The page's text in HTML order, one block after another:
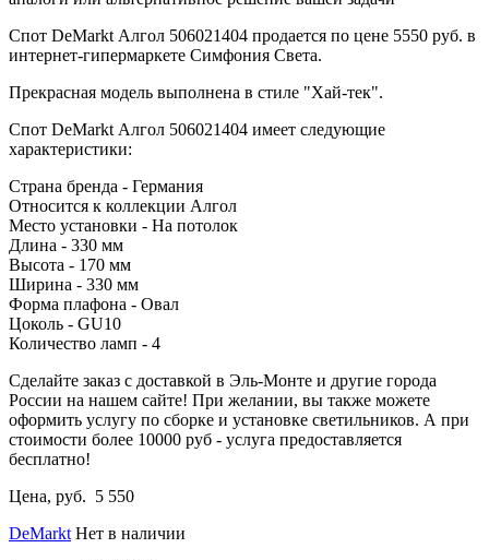
Спот DeMarkt Алгол 506021404 продается по цене 5550 руб. в
интернет-гипермаркете Симфония Света.
Прекрасная модель выполнена в стиле "Хай-тек".
Спот DeMarkt Алгол 506021404 имеет следующие
характеристики:
Страна бренда - Германия
Относится к коллекции Алгол
Место установки - На потолок
Длина - 330 мм
Высота - 170 мм
Ширина - 330 мм
Форма плафона - Овал
Цоколь - GU10
Количество ламп - 4
Сделайте заказ с доставкой в Эль-Монте и другие города
России на нашем сайте! При желании, вы также можете
оформить услугу по сборке и установке светильников. А при
стоимости более 10000 руб - услуга предоставляется
бесплатно!
Цена, руб. 5 550
DeMarkt Нет в наличии